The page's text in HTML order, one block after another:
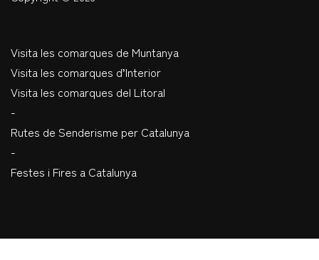
Visita les comarques de Muntanya
Visita les comarques d’Interior
Visita les comarques del Litoral
-
Rutes de Senderisme per Catalunya
-
Festes i Fires a Catalunya